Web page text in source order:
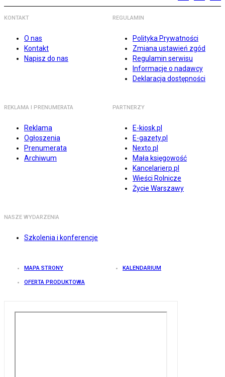
KONTAKT
O nas
Kontakt
Napisz do nas
REGULAMIN
Polityka Prywatności
Zmiana ustawień zgód
Regulamin serwisu
Informacje o nadawcy
Deklaracja dostępności
REKLAMA I PRENUMERATA
Reklama
Ogłoszenia
Prenumerata
Archiwum
PARTNERZY
E-kiosk.pl
E-gazety.pl
Nexto.pl
Mała księgowość
Kancelarierp.pl
Wieści Rolnicze
Życie Warszawy
NASZE WYDARZENIA
Szkolenia i konferencje
MAPA STRONY KALENDARIUM
OFERTA PRODUKTOWA